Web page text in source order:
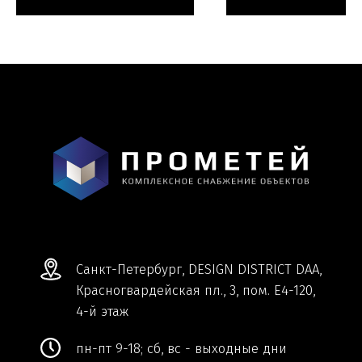
сайте, являются справочными и не
Сделано в